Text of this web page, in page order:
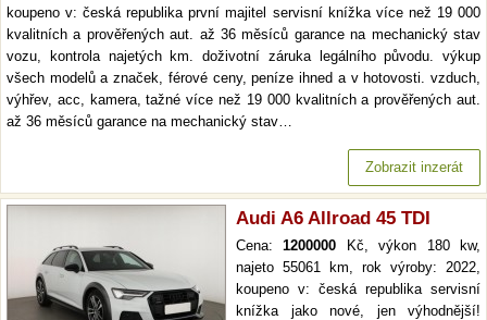
koupeno v: česká republika první majitel servisní knížka více než 19 000
kvalitních a prověřených aut. až 36 měsíců garance na mechanický stav
vozu, kontrola najetých km. doživotní záruka legálního původu. výkup
všech modelů a značek, férové ceny, peníze ihned a v hotovosti. vzduch,
výhřev, acc, kamera, tažné více než 19 000 kvalitních a prověřených aut.
až 36 měsíců garance na mechanický stav…
Zobrazit inzerát
Audi A6 Allroad 45 TDI
Cena:1200000 Kč, výkon 180 kw,
najeto 55061 km, rok výroby: 2022,
koupeno v: česká republika servisní
knížka jako nové, jen výhodnější!